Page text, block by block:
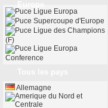
Ligue Europa
Supercoupe d'Europe
Ligue des Champions
(F)
Ligue Europa
Conference
Allemagne